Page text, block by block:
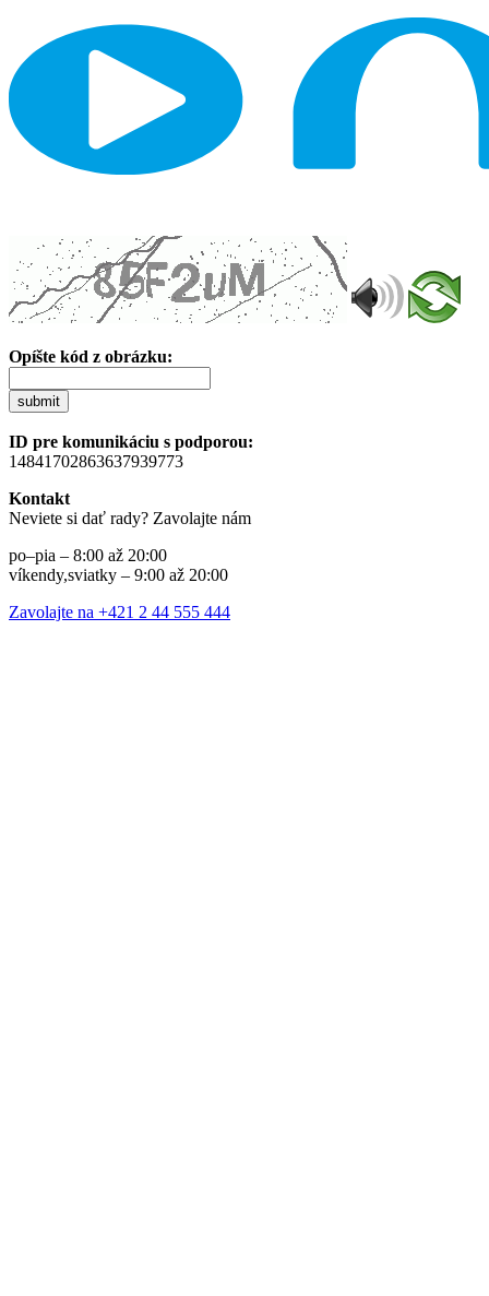
Opíšte kód z obrázku:
submit
ID pre komunikáciu s podporou:
14841702863637939773
Kontakt
Neviete si dať rady? Zavolajte nám
po–pia – 8:00 až 20:00
víkendy,sviatky – 9:00 až 20:00
Zavolajte na +421 2 44 555 444